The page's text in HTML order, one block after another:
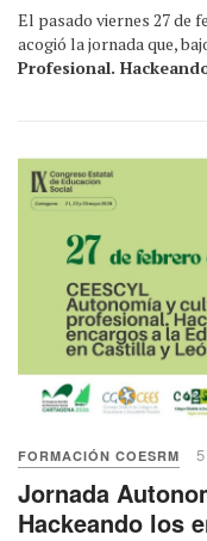
El pasado viernes 27 de
acogió la jornada que,
Profesional.
FORMACIÓN COESRM
Jornada
Hackeando los